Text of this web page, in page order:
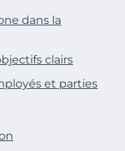
dans la
clairs
et parties